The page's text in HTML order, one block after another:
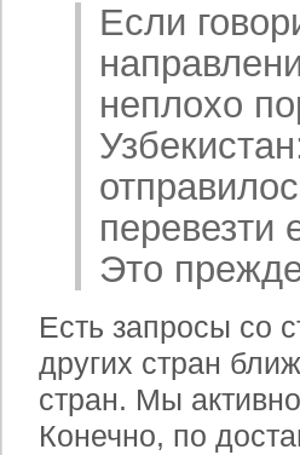
Если
неплохо
Это
Есть запросы со
других стран
стран. Мы
Конечно, по